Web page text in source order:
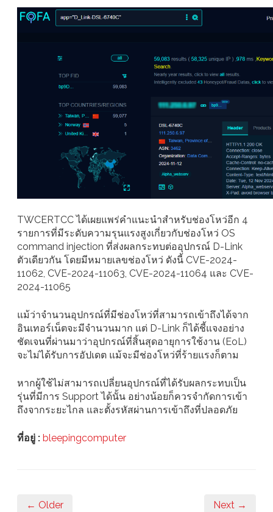
TWCERTCC ได้เผยแพร่คำแนะนำสำหรับช่องโหว่อีก 4
รายการที่มีระดับความรุนแรงสูงเกี่ยวกับช่องโหว่ OS
command injection ที่ส่งผลกระทบต่ออุปกรณ์ D-Link
ตัวเดียวกัน โดยมีหมายเลขช่องโหว่ ดังนี้ CVE-2024-
11062, CVE-2024-11063, CVE-2024-11064 และ CVE-
2024-11065
แม้ว่าจำนวนอุปกรณ์ที่มีช่องโหว่ที่สามารถเข้าถึงได้จาก
อินเทอร์เน็ตจะมีจำนวนมาก แต่ D-Link ก็ได้ชี้แจงอย่าง
ชัดเจนที่ผ่านมาว่าอุปกรณ์ที่สิ้นสุดอายุการใช้งาน (EoL)
จะไม่ได้รับการอัปเดต แม้จะมีช่องโหว่ที่ร้ายแรงก็ตาม
หากผู้ใช้ไม่สามารถเปลี่ยนอุปกรณ์ที่ได้รับผลกระทบเป็น
รุ่นที่มีการ Support ได้นั้น อย่างน้อยก็ควรจำกัดการเข้า
ถึงจากระยะไกล และตั้งรหัสผ่านการเข้าถึงที่ปลอดภัย
ที่อยู่ : bleepingcomputer
← Older Next →